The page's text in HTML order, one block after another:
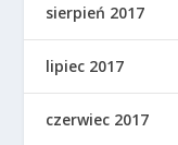
sierpień 2017
lipiec 2017
czerwiec 2017